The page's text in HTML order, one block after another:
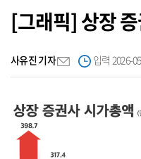
[그래픽] 상장
사유진 기자 입력 2026-